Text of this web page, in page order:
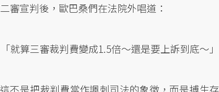
二審宣判後，歐巴桑們在法院外唱道：
「就算三審裁判費變成1.5倍～還是要上訴到底～」